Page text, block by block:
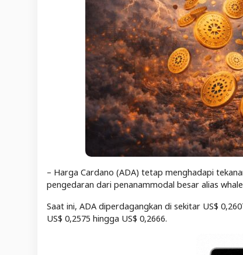
– Harga Cardano (ADA) tetap menghadapi
pengedaran dari penanammodal besar alias
Saat ini, ADA diperdagangkan di sekitar US$
US$ 0,2575 hingga US$ 0,2666.